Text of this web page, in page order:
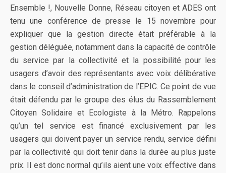
Ensemble !, Nouvelle Donne, Réseau citoyen et ADES ont
tenu une conférence de presse le 15 novembre pour
expliquer que la gestion directe était préférable à la
gestion déléguée, notamment dans la capacité de contrôle
du service par la collectivité et la possibilité pour les
usagers d’avoir des représentants avec voix délibérative
dans le conseil d’administration de l’EPIC. Ce point de vue
était défendu par le groupe des élus du Rassemblement
Citoyen Solidaire et Ecologiste à la Métro. Rappelons
qu’un tel service est financé exclusivement par les
usagers qui doivent payer un service rendu, service défini
par la collectivité qui doit tenir dans la durée au plus juste
prix. Il est donc normal qu’ils aient une voix effective dans